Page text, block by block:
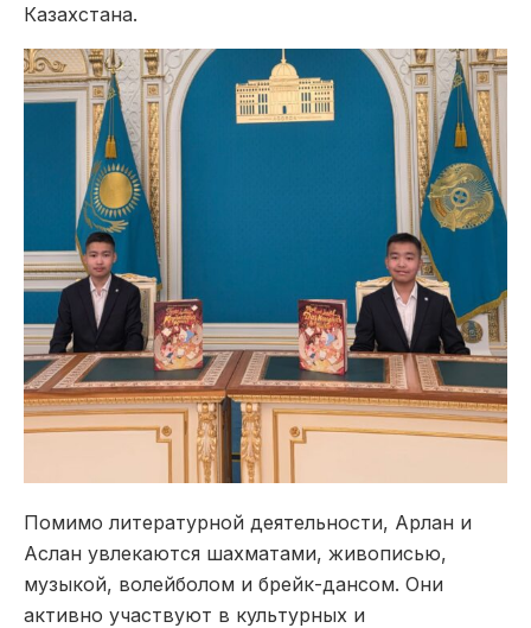
Казахстана.
Помимо литературной деятельности, Арлан и
Аслан увлекаются шахматами, живописью,
музыкой, волейболом и брейк-дансом. Они
активно участвуют в культурных и